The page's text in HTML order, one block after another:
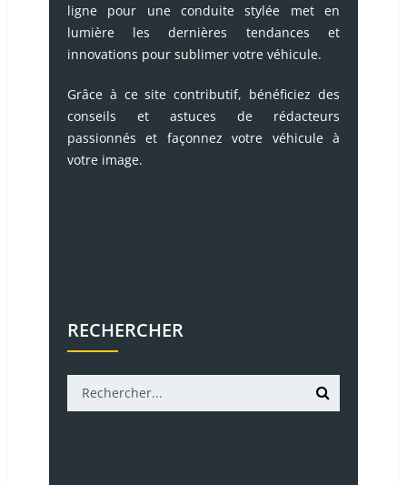
ligne pour une conduite stylée met en
lumière les dernières tendances et
innovations pour sublimer votre véhicule.
Grâce à ce site contributif, bénéficiez des
conseils et astuces de rédacteurs
passionnés et façonnez votre véhicule à
votre image.
RECHERCHER